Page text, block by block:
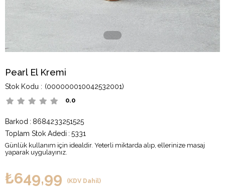
Pearl El Kremi
(000000010042532001)
0.0
Barkod : 8684233251525
Toplam Stok Adedi : 5331
Günlük kullanım için idealdir. Yeterli miktarda alıp, ellerinize masaj
yaparak uygulayınız.
₺649,99 (KDV Dahil)